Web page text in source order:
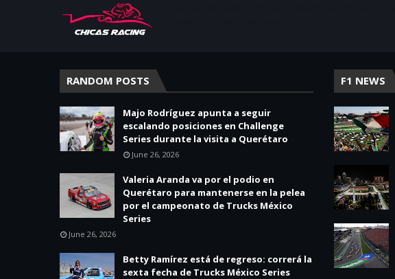
RANDOM POSTS
Majo Rodríguez apunta a seguir
escalando posiciones en Challenge
Series durante la visita a Querétaro
June 26, 2026
Valeria Aranda va por el podio en
Querétaro para mantenerse en la pelea
por el campeonato de Trucks México
Series
June 26, 2026
Betty Ramírez está de regreso: correrá la
sexta fecha de Trucks México Series
F1 NEWS